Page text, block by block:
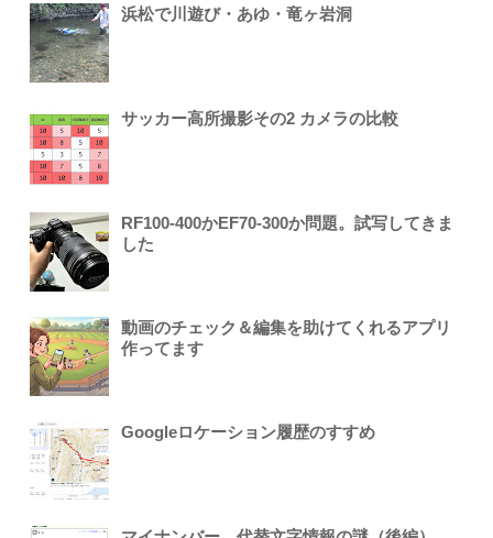
浜松で川遊び・あゆ・竜ヶ岩洞
サッカー高所撮影その2 カメラの比較
RF100-400かEF70-300か問題。試写してきま
した
動画のチェック＆編集を助けてくれるアプリ
作ってます
Googleロケーション履歴のすすめ